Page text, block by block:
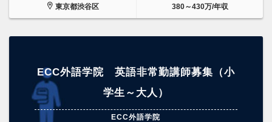
東京都渋谷区 380～430万/年収
ECC外語学院 英語非常勤講師募集（小
学生～大人）
ECC外語学院